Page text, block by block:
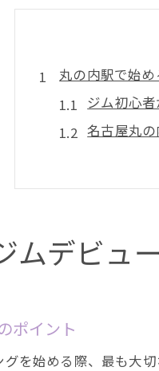
丸の内駅で始
ジム初心
名古屋丸
トレーニ
ジムデビ
トレーニング初
ジム初心者
パーソナ
ムデビュ
ポイント
を始める際、最も大